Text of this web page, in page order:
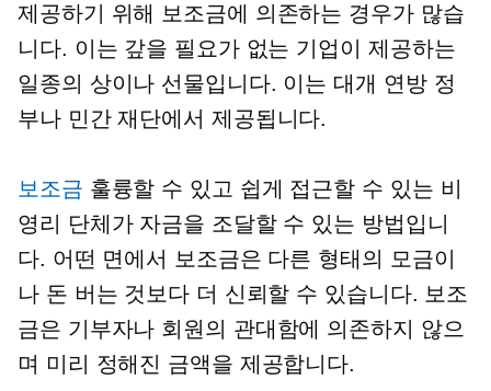
제공하기 위해 보조금에 의존하는 경우가 많습
니다. 이는 갚을 필요가 없는 기업이 제공하는
일종의 상이나 선물입니다. 이는 대개 연방 정
부나 민간 재단에서 제공됩니다.
보조금 훌륭할 수 있고 쉽게 접근할 수 있는 비
영리 단체가 자금을 조달할 수 있는 방법입니
다. 어떤 면에서 보조금은 다른 형태의 모금이
나 돈 버는 것보다 더 신뢰할 수 있습니다. 보조
금은 기부자나 회원의 관대함에 의존하지 않으
며 미리 정해진 금액을 제공합니다.